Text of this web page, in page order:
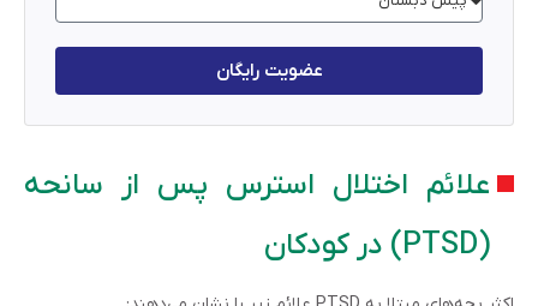
عضویت رایگان
علائم اختلال استرس پس از سانحه
(PTSD) در کودکان